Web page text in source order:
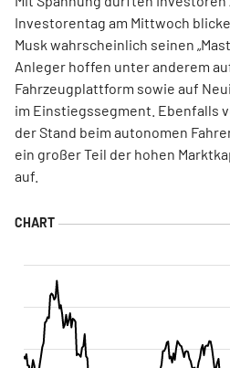
Investorentag am Mittwoch
Musk wahrscheinlich seinen
Anleger hoffen unter anderem
Fahrzeugplattform sowie auf
im Einstiegssegment. Ebenfalls
der Stand beim autonomen
ein großer Teil der hohen
auf.